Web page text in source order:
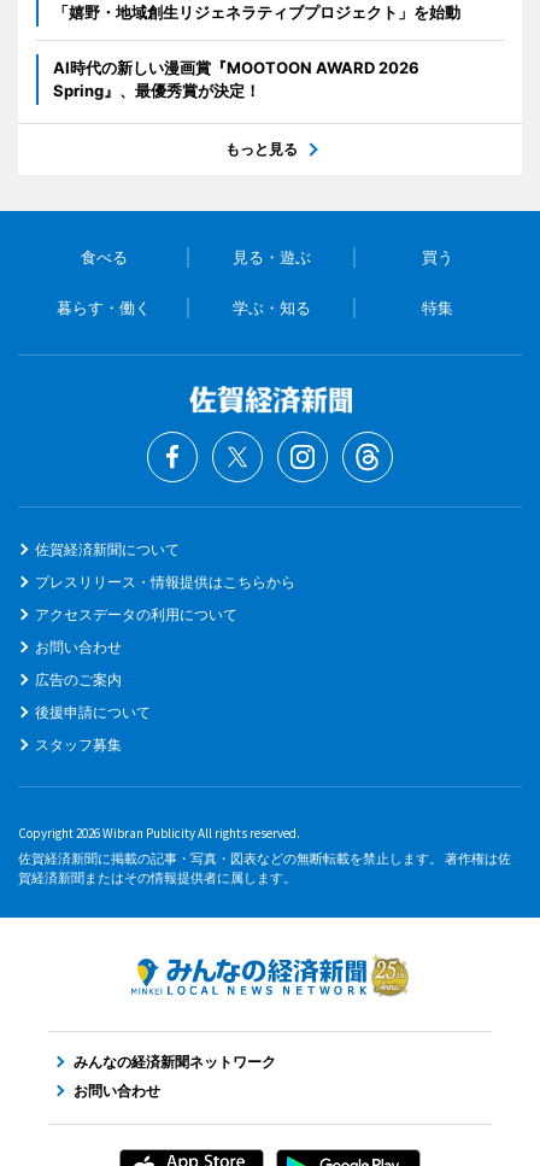
「嬉野・地域創生リジェネラティブプロジェクト」を始動
AI時代の新しい漫画賞『MOOTOON AWARD 2026
Spring』、最優秀賞が決定！
もっと見る
食べる 見る・遊ぶ 買う
暮らす・働く 学ぶ・知る 特集
佐賀経済新聞について
プレスリリース・情報提供はこちらから
アクセスデータの利用について
お問い合わせ
広告のご案内
後援申請について
スタッフ募集
Copyright 2026 Wibran Publicity All rights reserved.
佐賀経済新聞に掲載の記事・写真・図表などの無断転載を禁止します。 著作権は佐
賀経済新聞またはその情報提供者に属します。
みんなの経済新聞ネットワーク
お問い合わせ